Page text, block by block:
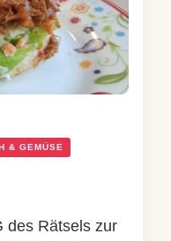
& GEMÜSE
des Rätsels zur